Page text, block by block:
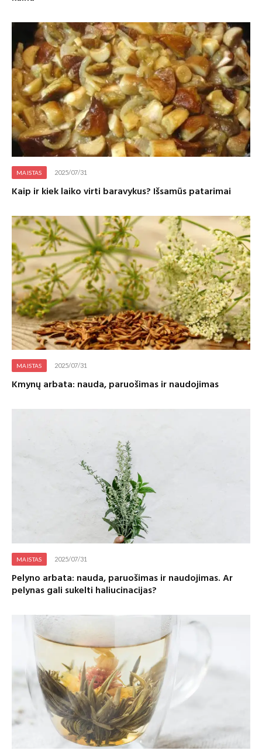
MAISTAS 2025/07/31
Kaip ir kiek laiko virti baravykus? Išsamūs patarimai
MAISTAS 2025/07/31
Kmynų arbata: nauda, paruošimas ir naudojimas
MAISTAS 2025/07/31
Pelyno arbata: nauda, paruošimas ir naudojimas. Ar
pelynas gali sukelti haliucinacijas?